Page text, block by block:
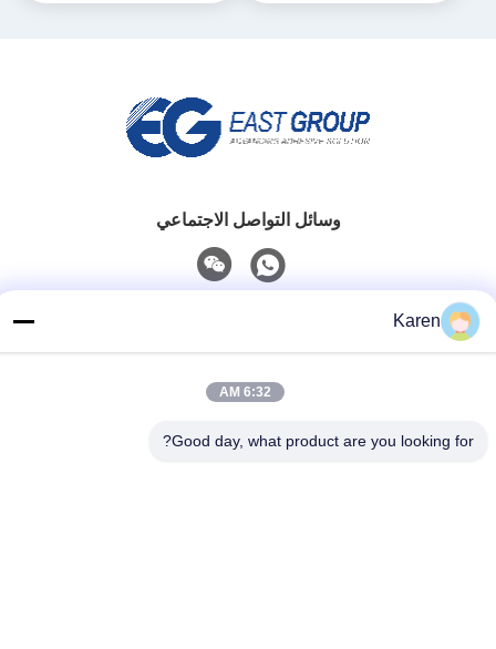
وسائل التواصل الاجتماعي
تيل
+86-18912490312
بريد إلكتروني
Karen
6:32 AM
Good day, what product are you looking for?